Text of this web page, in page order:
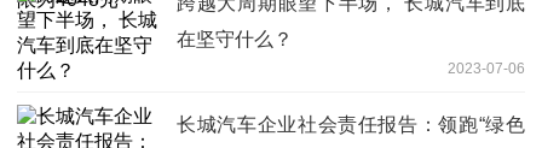
在坚守什么？
2023-07-06
长城汽车企业社会责任报告：领跑“绿色